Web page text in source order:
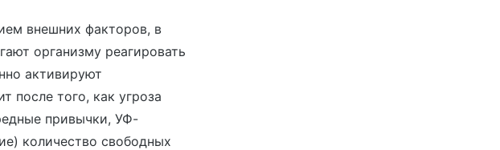
внешних факторов, в
организму реагировать
активируют
после того, как угроза
привычки, УФ-
количество свободных